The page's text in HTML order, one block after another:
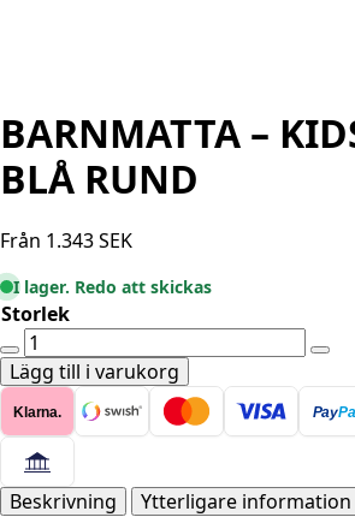
BARNMATTA –
BLÅ RUND
Från 1.343SEK
I lager. Redo att skickas
Storlek
BARNMATTA
-
KIDS
0560
BLÅ
RUND
mängd
Lägg till i varukorg
Klarna. Pay
Beskrivning Ytterligare information